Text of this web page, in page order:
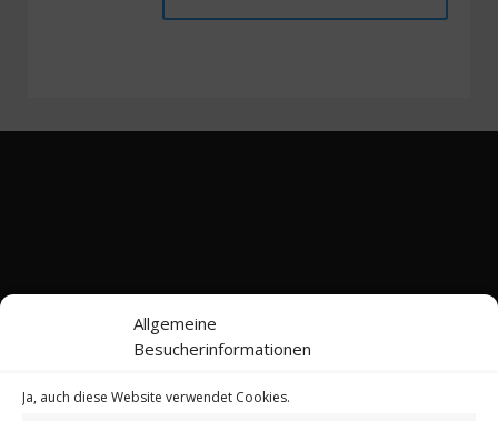
Allgemeine
Besucherinformationen
Ja, auch diese Website verwendet Cookies.